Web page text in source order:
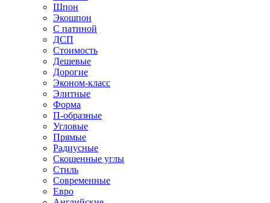
Шпон
Экошпон
С патиной
ДСП
Стоимость
Дешевые
Дорогие
Эконом-класс
Элитные
Форма
П-образные
Угловые
Прямые
Радиусные
Скошенные углы
Стиль
Современные
Евро